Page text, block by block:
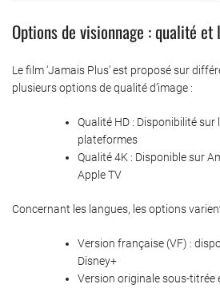
Options de visionnage : qualité et
Le film ‘Jamais Plus’ est proposé sur
plusieurs options de qualité d’image :
Qualité HD : Disponibilité sur
plateformes
Qualité 4K : Disponible sur
Apple TV
Concernant les langues, les options
Version française (VF) :
Disney+
Version originale sous-titrée